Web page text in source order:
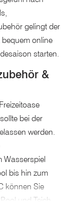
gelingt der
bequem online
starten.
&
bei der
werden.
Wasserspiel
bis hin zum
können Sie
und Teich